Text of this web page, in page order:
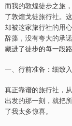
而我的敦煌徒步之旅
了敦煌戈徒旅行社。
却被这家旅行社的用
辞藻，没有夸大的承
藏进了徒步的每一段路
一、行前准备：细致
真正靠谱的旅行社，
出发的那一刻，就把
了我太多惊喜。